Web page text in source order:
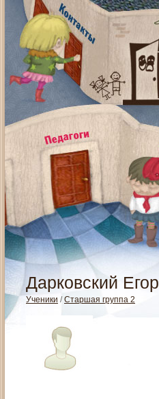
Дарковский Егор
Ученики /Старшая группа 2